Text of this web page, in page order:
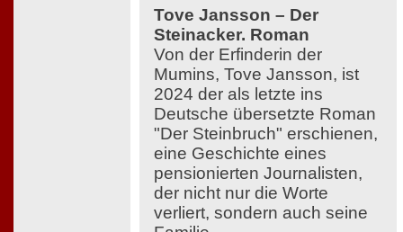
Tove Jansson – Der
Steinacker. Roman
Von der Erfinderin der
Mumins, Tove Jansson, ist
2024 der als letzte ins
Deutsche übersetzte Roman
"Der Steinbruch" erschienen,
eine Geschichte eines
pensionierten Journalisten,
der nicht nur die Worte
verliert, sondern auch seine